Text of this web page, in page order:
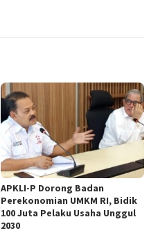
APKLI-P Dorong Badan
Perekonomian UMKM RI, Bidik
100 Juta Pelaku Usaha Unggul
2030